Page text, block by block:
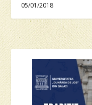
05/01/2018